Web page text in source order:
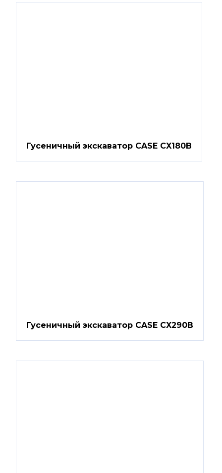
Гусеничный экскаватор CASE CX180B
Гусеничный экскаватор CASE CX290B